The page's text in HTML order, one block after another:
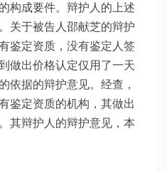
构成要件。辩护人的上述
关于被告人邵献芝的辩护
鉴定资质，没有鉴定人签
做出价格认定仅用了一天
依据的辩护意见。经查，
鉴定资质的机构，其做出
其辩护人的辩护意见，本